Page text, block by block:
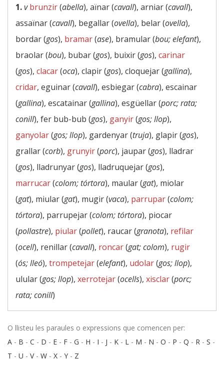
1.v brunzir(abella), aïnar (cavall), arniar (cavall),
assaïnar (cavall), begallar (ovella), belar (ovella),
bordar (gos), bramar(ase), bramular (bou; elefant),
braolar (bou), bubar (gos), buixir (gos), carinar
(gos), clacar(oca), clapir (gos), cloquejar (gallina),
cridar, eguinar (cavall), esbiegar (cabra), escainar
(gallina), escatainar (gallina), esgüellar (porc; rata;
conill), fer bub-bub (gos), ganyir(gos; llop),
ganyolar(gos; llop), gardenyar (truja), glapir (gos),
grallar (corb), grunyir(porc), jaupar (gos), lladrar
(gos), lladrunyar (gos), lladruquejar (gos),
marrucar(colom; tórtora), maular (gat), miolar
(gat), miular (gat), mugir (vaca), parrupar(colom;
tórtora), parrupejar (colom; tórtora), piocar
(pollastre), piular(pollet), raucar (granota), refilar
(ocell), renillar (cavall), roncar(gat; colom), rugir
(ós; lleó), trompetejar(elefant), udolar(gos; llop),
ulular (gos; llop), xerrotejar(ocells), xisclar(porc;
rata; conill)
O llisteu les paraules o expressions que comencen per:
A - B - C - D - E - F - G - H - I - J - K - L - M - N - O - P - Q - R - S -
T - U - V- W - X - Y - Z